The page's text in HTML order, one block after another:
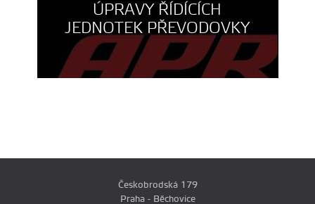
ÚPRAVY ŘÍDÍCÍCH
JEDNOTEK PŘEVODOVKY
Českobrodská 179
Praha - Běchovice